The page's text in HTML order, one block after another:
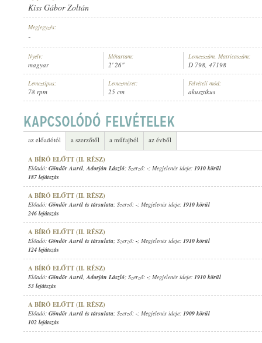
GÖNDÖR AURÉL ADORJÁN LÁSZLÓ
LEMEZSZÁM:
Kiss Gábor Zoltán
Megjegyzés:
-
Nyelv:
magyar
Időtartam:
2' 26"
Lemezszám, Matricaszám:
D 798, 47198
Lemeztípus:
78 rpm
Lemezméret:
25 cm
Felvételi mód:
akusztikus
az előadótól a szerzőtől a műfajból az évből
A BÍRÓ ELŐTT (II. RÉSZ)
Előadó: Göndör Aurél,Adorján László; Szerző: -; Megjelenés ideje: 1910 körül
187 lejátszás
A BÍRÓ ELŐTT (II. RÉSZ)
Előadó: Göndör Aurél és társulata; Szerző: -; Megjelenés ideje: 1910 körül
246 lejátszás
A BÍRÓ ELŐTT (II. RÉSZ)
Előadó: Göndör Aurél és társulata; Szerző: -; Megjelenés ideje: 1910 körül
124 lejátszás
A BÍRÓ ELŐTT (II. RÉSZ)
Előadó: Göndör Aurél,Adorján László; Szerző: -; Megjelenés ideje: 1910 körül
53 lejátszás
A BÍRÓ ELŐTT (II. RÉSZ)
Előadó: Göndör Aurél és társulata; Szerző: -; Megjelenés ideje: 1909 körül
102 lejátszás